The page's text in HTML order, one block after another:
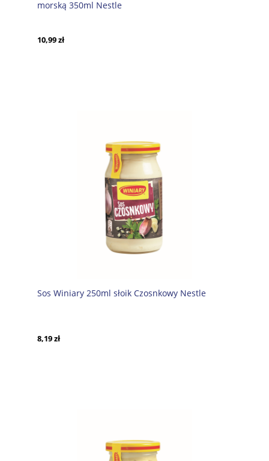
morską 350ml Nestle
10,99 zł
Sos Winiary 250ml słoik Czosnkowy Nestle
8,19 zł